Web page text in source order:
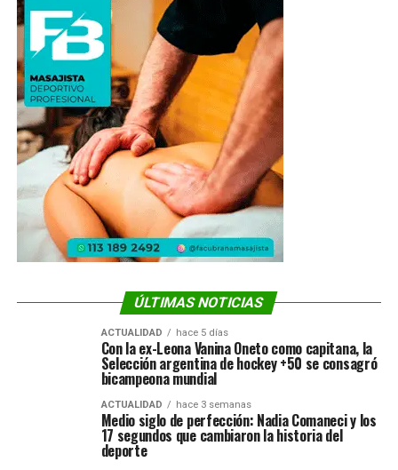
ÚLTIMAS NOTICIAS
ACTUALIDAD hace 5 días
Con la ex-Leona Vanina Oneto como capitana, la
Selección argentina de hockey +50 se consagró
bicampeona mundial
ACTUALIDAD hace 3 semanas
Medio siglo de perfección: Nadia Comaneci y los
17 segundos que cambiaron la historia del
deporte